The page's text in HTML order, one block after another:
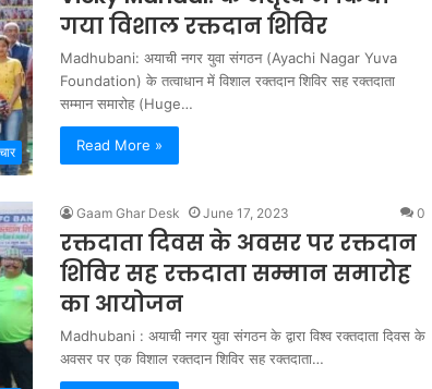
गया विशाल रक्तदान शिविर
Madhubani: अयाची नगर युवा संगठन (Ayachi Nagar Yuva
Foundation) के तत्वाधान में विशाल रक्तदान शिविर सह रक्तदाता
सम्मान समारोह (Huge…
Read More »
Gaam Ghar Desk June 17, 2023 0
रक्तदाता दिवस के अवसर पर रक्तदान
शिविर सह रक्तदाता सम्मान समारोह
का आयोजन
Madhubani : अयाची नगर युवा संगठन के द्वारा विश्व रक्तदाता दिवस के
अवसर पर एक विशाल रक्तदान शिविर सह रक्तदाता…